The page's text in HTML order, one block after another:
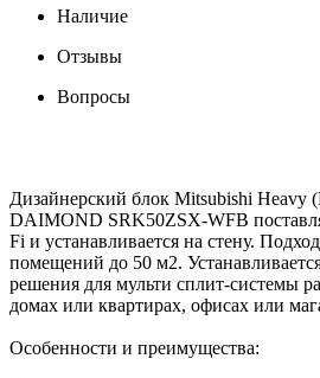
Наличие
Отзывы
Вопросы
Дизайнерский блок Mitsubishi Heavy
DAIMOND SRK50ZSX-WFB
Fi и устанавливается на стену.
помещений до 50 м2.
решения для мульти сплит-системы
домах или квартирах, офисах или
Особенности и преимущества: